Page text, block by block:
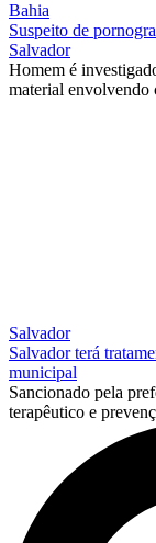
Bahia
Suspeito de
Salvador
Homem é
material envolvendo
Salvador
Salvador terá
municipal
Sancionado pela
terapêutico e